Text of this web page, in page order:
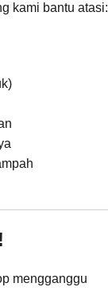
kami bantu atasi:
mengganggu